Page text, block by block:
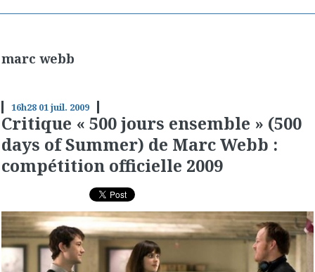
marc webb
16h28 01juil. 2009
Critique « 500 jours ensemble » (500
days of Summer) de Marc Webb :
compétition officielle 2009